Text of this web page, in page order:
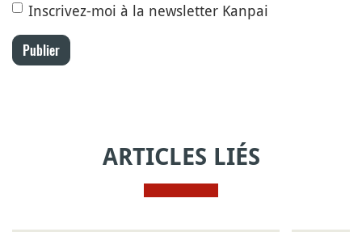
Inscrivez-moi à la newsletter Kanpai
Publier
ARTICLES LIÉS